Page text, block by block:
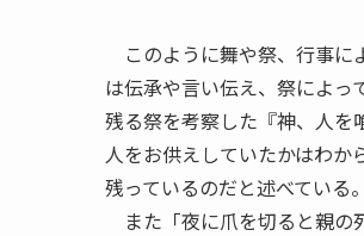
このように舞や祭、行事に
は伝承や言い伝え、祭によ
残る祭を考察した『神、人を
人をお供えしていたかはわ
残っているのだと述べている。
また「夜に爪を切ると親の